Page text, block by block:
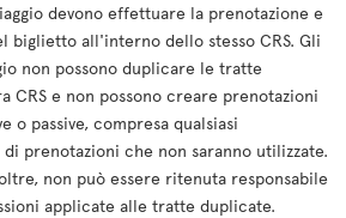
devono effettuare la prenotazione e
biglietto all'interno dello stesso CRS. Gli
non possono duplicare le tratte
CRS e non possono creare prenotazioni
o passive, compresa qualsiasi
prenotazioni che non saranno utilizzate.
non può essere ritenuta responsabile
applicate alle tratte duplicate.